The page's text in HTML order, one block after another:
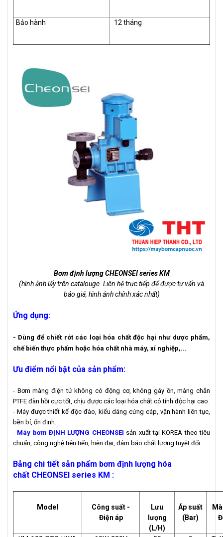
Bảo hành 12 tháng
Bơm định lượng CHEONSEI series KM
(hình ảnh lấy trên catalouge. Liên hệ trực tiếp để được tư vấn và
báo giá, hình ảnh chính xác nhất)
Ứng dụng:
- Dùng để chiết rót các loại hóa chất độc hại như dược phẩm,
chế biến thực phẩm hoặc hóa chất nhà máy, xí nghiệp,...
Ưu điểm nổi bật của sản phẩm:
- Bơm màng điện tử không có động cơ, không gây ồn, màng chắn
PTFE đàn hồi cực tốt, chịu được các loại hóa chất có tính độc hại cao.
- Máy được thiết kế độc đáo, kiểu dáng cứng cáp, vận hành liên tục,
bền bỉ, ổn định.
- Máy bơm ĐỊNH LƯỢNG CHEONSEI sản xuất tại KOREA theo tiêu
chuẩn, công nghệ tiên tiến, hiện đại, đảm bảo chất lượng tuyệt đối.
Bảng chi tiết sản phẩm bơm định lượng hóa
chất CHEONSEI series KM :
Model
Công suất -
Điện áp
Lưu
lượng
(L/H)
Áp suất
(Bar)